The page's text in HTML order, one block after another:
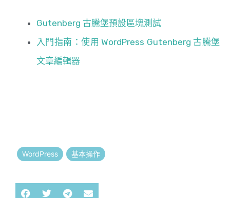
Gutenberg 古騰堡預設區塊測試
入門指南：使用 WordPress Gutenberg 古騰堡
文章編輯器
WordPress 基本操作